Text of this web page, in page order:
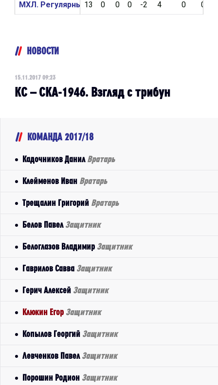
13 0 0 0 -2 4 0 0
МХЛ. Регулярный чемпионат 2016/2017
НОВОСТИ
15.11.2017 09:23
КС – СКА-1946. Взгляд с трибун
КОМАНДА 2017/18
Кадочников Данил Вратарь
Клейменов Иван Вратарь
Трещалин Григорий Вратарь
Белов Павел Защитник
Белоглазов Владимир Защитник
Гаврилов Савва Защитник
Герич Алексей Защитник
Клюкин Егор Защитник
Копылов Георгий Защитник
Левченков Павел Защитник
Порошин Родион Защитник